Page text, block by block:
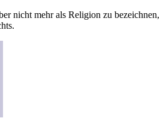
nicht mehr als Religion zu bezeichnen,